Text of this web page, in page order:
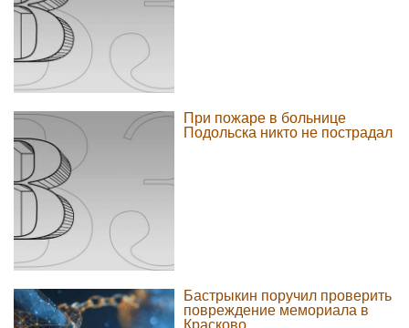
При пожаре в больнице
Подольска никто не пострадал
Бастрыкин поручил проверить
повреждение мемориала в